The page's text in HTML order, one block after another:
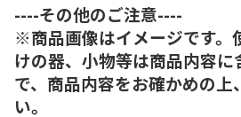
----その他のご注意----
※商品画像はイメージです。
けの器、小物等は商品内容に
で、商品内容をお確かめの上
い。